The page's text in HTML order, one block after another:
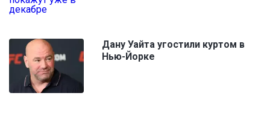
Дану Уайта угостили куртом в
Нью-Йорке